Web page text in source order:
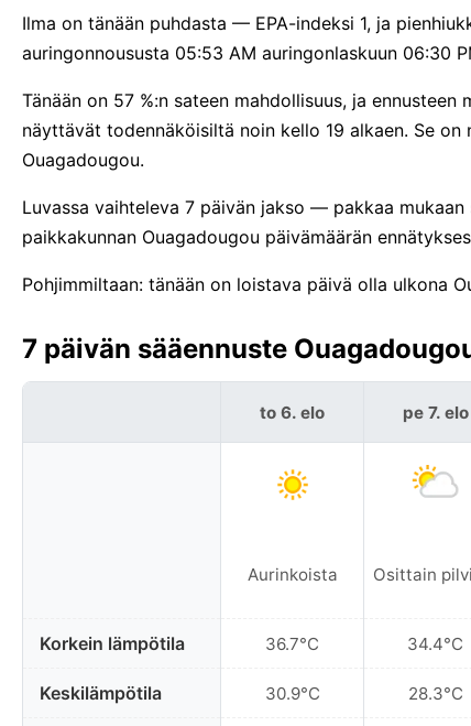
Ilma on tänään puhdasta — EPA-indeksi 1, ja
auringonnoususta 05:53 AM auringonlaskuun 06:30
Tänään on 57 %:n sateen mahdollisuus, ja
näyttävät todennäköisiltä noin kello 19 alkaen. Se
Ouagadougou.
Luvassa vaihteleva 7 päivän jakso — pakkaa
paikkakunnan Ouagadougou päivämäärän
Pohjimmiltaan: tänään on loistava päivä olla ulkona
7 päivän sääennuste
Korkein lämpötila
Keskilämpötila
to 6. elo
Aurinkoista
36.7°C
30.9°C
pe 7. elo
Osittain
34.4°C
28.3°C